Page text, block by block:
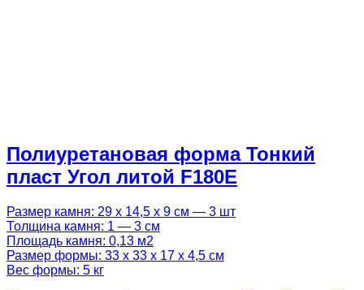
Полиуретановая форма Тонкий
пласт Угол литой F180E
Размер камня: 29 х 14,5 х 9 см — 3 шт
Толщина камня: 1 — 3 см
Площадь камня: 0,13 м2
Размер формы: 33 х 33 х 17 х 4,5 см
Вес формы: 5 кг